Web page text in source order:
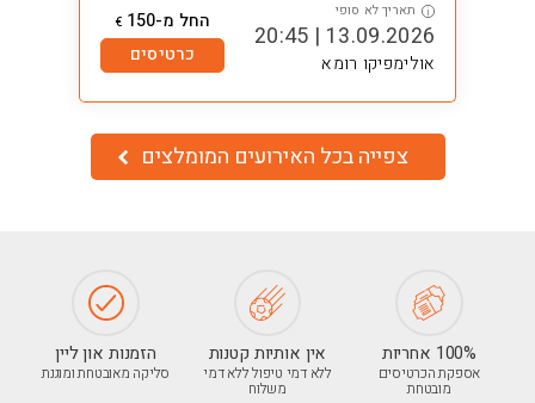
i תאריך לא סופי
13.09.2026 | 20:45
אולימפיקו רומא
החל מ-150 €
כרטיסים
צפייה בכל האירועים המומלצים
100% אחריות
אספקת הכרטיסים
מובטחת
אין אותיות קטנות
ללא דמי טיפול ללא דמי
משלוח
הזמנות און ליין
סליקה מאובטחת ומוגנת